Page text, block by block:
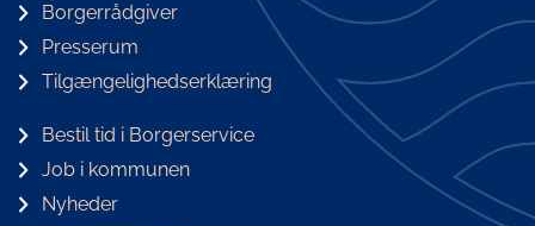
Borgerrådgiver
Presserum
Tilgængelighedserklæring
Bestil tid i Borgerservice
Job i kommunen
Nyheder